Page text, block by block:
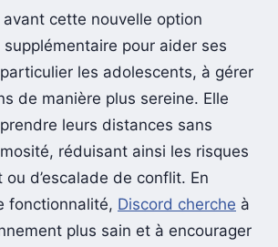
avant cette nouvelle option
pour aider ses
les adolescents, à gérer
de manière plus sereine. Elle
leurs distances sans
réduisant ainsi les risques
d’escalade de conflit. En
fonctionnalité, Discord cherche à
plus sain et à encourager